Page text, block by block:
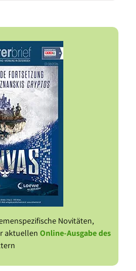
Novitäten,
aktuellen Online-Ausgabe des